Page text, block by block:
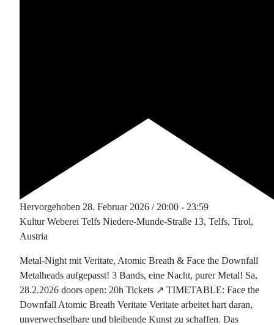
Hervorgehoben 28. Februar 2026 / 20:00 - 23:59
Kultur Weberei Telfs Niedere-Munde-Straße 13, Telfs, Tirol,
Austria
Metal-Night mit Veritate, Atomic Breath & Face the Downfall
Metalheads aufgepasst! 3 Bands, eine Nacht, purer Metal! Sa,
28.2.2026 doors open: 20h Tickets ↗ TIMETABLE: Face the
Downfall Atomic Breath Veritate Veritate arbeitet hart daran,
unverwechselbare und bleibende Kunst zu schaffen. Das